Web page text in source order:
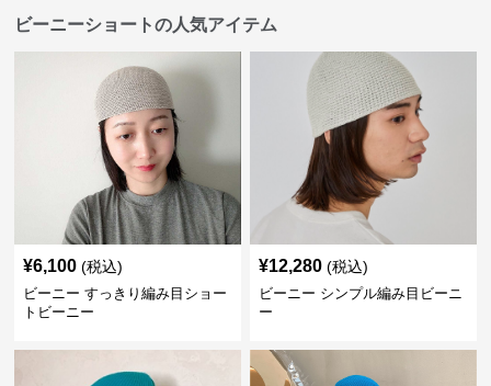
ビーニーショートの人気アイテム
¥6,100 (税込)
ビーニー すっきり編み目ショー
トビーニー
¥12,280 (税込)
ビーニー シンプル編み目ビーニ
ー